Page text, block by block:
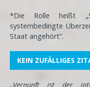
*Die Rolle heißt
systembedingte
Staat angehört“.
KEIN ZUFÄLLIGES
„Vernunft ist der